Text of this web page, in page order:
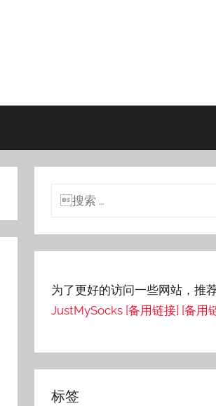
搜
为了更好的访问一些网站，推
JustMySocks [备用链接] [备用
标签